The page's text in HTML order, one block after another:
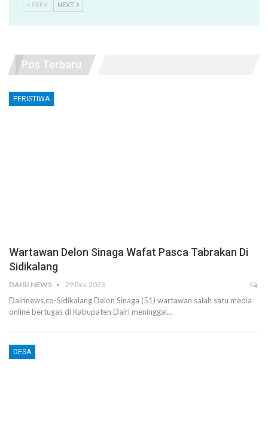
PREV NEXT
Pos Terbaru
PERISTIWA
Wartawan Delon Sinaga Wafat Pasca Tabrakan Di
Sidikalang
DAIRI NEWS 29 Dec 2023
Dairinews.co-Sidikalang Delon Sinaga (51) wartawan salah satu media
online bertugas di Kabupaten Dairi meninggal…
DESA